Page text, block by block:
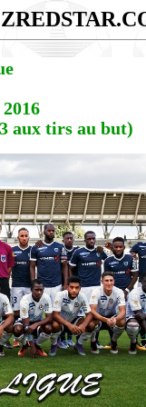
aux tirs au but)